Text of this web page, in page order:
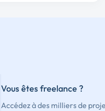
Vous êtes freelance ?
Accédez à des milliers de